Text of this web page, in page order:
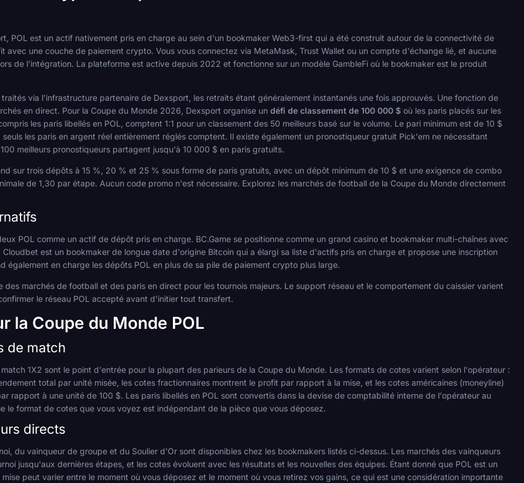
POL est un actif nativement pris en charge au sein d'un bookmaker Web3-first qui a été construit autour de la connectivité de
avec une couche de paiement crypto. Vous vous connectez via MetaMask, Trust Wallet ou un compte d'échange lié, et aucune
de l'intégration. La plateforme est active depuis 2022 et fonctionne sur un modèle GambleFi où le bookmaker est le produit
via l'infrastructure partenaire de Dexsport, les retraits étant généralement instantanés une fois approuvés. Une fonction de
en direct. Pour la Coupe du Monde 2026, Dexsport organise un défi de classement de 100 000 $ où les paris placés sur les
les paris libellés en POL, comptent 1:1 pour un classement des 50 meilleurs basé sur le volume. Le pari minimum est de 10 $
les paris en argent réel entièrement réglés comptent. Il existe également un pronostiqueur gratuit Pick'em ne nécessitant
meilleurs pronostiqueurs partagent jusqu'à 10 000 $ en paris gratuits.
sur trois dépôts à 15 %, 20 % et 25 % sous forme de paris gratuits, avec un dépôt minimum de 10 $ et une exigence de combo
de 1,30 par étape. Aucun code promo n'est nécessaire. Explorez les marchés de football de la Coupe du Monde directement
POL comme un actif de dépôt pris en charge. BC.Game se positionne comme un grand casino et bookmaker multi-chaînes avec
est un bookmaker de longue date d'origine Bitcoin qui a élargi sa liste d'actifs pris en charge et propose une inscription
également en charge les dépôts POL en plus de sa pile de paiement crypto plus large.
des marchés de football et des paris en direct pour les tournois majeurs. Le support réseau et le comportement du caissier varient
le réseau POL accepté avant d'initier tout transfert.
la Coupe du Monde POL
de match
1X2 sont le point d'entrée pour la plupart des parieurs de la Coupe du Monde. Les formats de cotes varient selon l'opérateur :
total par unité misée, les cotes fractionnaires montrent le profit par rapport à la mise, et les cotes américaines (moneyline)
rapport à une unité de 100 $. Les paris libellés en POL sont convertis dans la devise de comptabilité interne de l'opérateur au
le format de cotes que vous voyez est indépendant de la pièce que vous déposez.
directs
du vainqueur de groupe et du Soulier d'Or sont disponibles chez les bookmakers listés ci-dessus. Les marchés des vainqueurs
jusqu'aux dernières étapes, et les cotes évoluent avec les résultats et les nouvelles des équipes. Étant donné que POL est un
peut varier entre le moment où vous déposez et le moment où vous retirez vos gains, ce qui est une considération importante